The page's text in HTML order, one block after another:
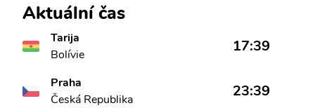
Aktuální čas
Tarija
Bolívie
17:39
Praha
Česká Republika
23:39